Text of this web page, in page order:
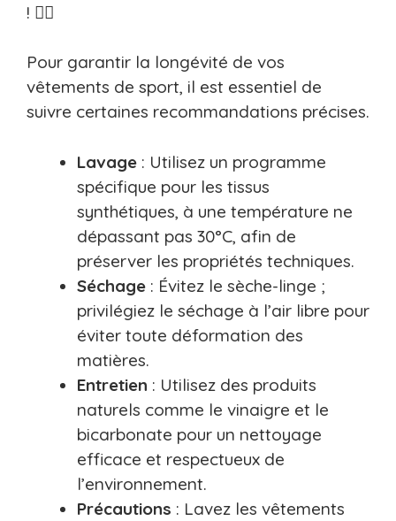
! 🏃‍♂️
Pour garantir la longévité de vos
vêtements de sport, il est essentiel de
suivre certaines recommandations précises.
Lavage : Utilisez un programme
spécifique pour les tissus
synthétiques, à une température ne
dépassant pas 30°C, afin de
préserver les propriétés techniques.
Séchage : Évitez le sèche-linge ;
privilégiez le séchage à l’air libre pour
éviter toute déformation des
matières.
Entretien : Utilisez des produits
naturels comme le vinaigre et le
bicarbonate pour un nettoyage
efficace et respectueux de
l’environnement.
Précautions : Lavez les vêtements